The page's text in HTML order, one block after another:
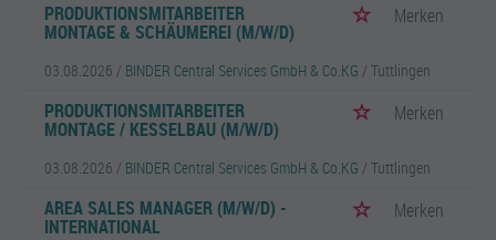
PRODUKTIONSMITARBEITER
MONTAGE & SCHÄUMEREI (M/W/D)
Merken
03.08.2026 / BINDER Central Services GmbH & Co.KG / Tuttlingen
PRODUKTIONSMITARBEITER
MONTAGE / KESSELBAU (M/W/D)
Merken
03.08.2026 / BINDER Central Services GmbH & Co.KG / Tuttlingen
AREA SALES MANAGER (M/W/D) -
INTERNATIONAL
Merken